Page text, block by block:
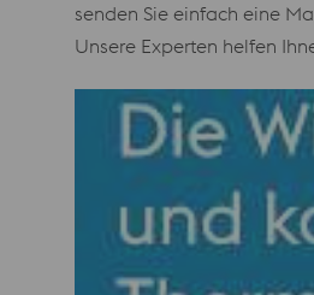
senden Sie einfach eine
Unsere Experten helfen